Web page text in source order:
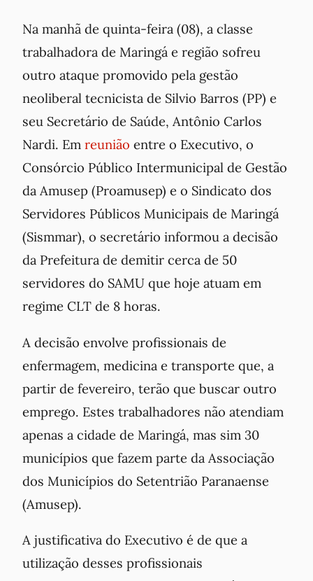
Na manhã de quinta-feira (08), a classe
trabalhadora de Maringá e região sofreu
outro ataque promovido pela gestão
neoliberal tecnicista de Silvio Barros (PP) e
seu Secretário de Saúde, Antônio Carlos
Nardi. Em reunião entre o Executivo, o
Consórcio Público Intermunicipal de Gestão
da Amusep (Proamusep) e o Sindicato dos
Servidores Públicos Municipais de Maringá
(Sismmar), o secretário informou a decisão
da Prefeitura de demitir cerca de 50
servidores do SAMU que hoje atuam em
regime CLT de 8 horas.
A decisão envolve profissionais de
enfermagem, medicina e transporte que, a
partir de fevereiro, terão que buscar outro
emprego. Estes trabalhadores não atendiam
apenas a cidade de Maringá, mas sim 30
municípios que fazem parte da Associação
dos Municípios do Setentrião Paranaense
(Amusep).
A justificativa do Executivo é de que a
utilização desses profissionais